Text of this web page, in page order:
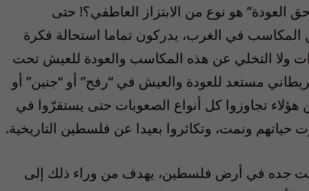
هو نوع من الابتزاز العاطفي؟! حتى
المكاسب في الغرب، يدركون تماما استحالة فكرة
ولا التخلي عن هذه المكاسب والعودة للعيش تحت
مستعد للعودة والعيش في “رفح” أو “جنين” أو
تجاوزوا كل أنواع الصعوبات حتى يستقرّوا في
حياتهم ونمت، وتكاثروا بعيدا عن فلسطين التاريخية.
جده في أرض فلسطين، يهدف من وراء ذلك إلى